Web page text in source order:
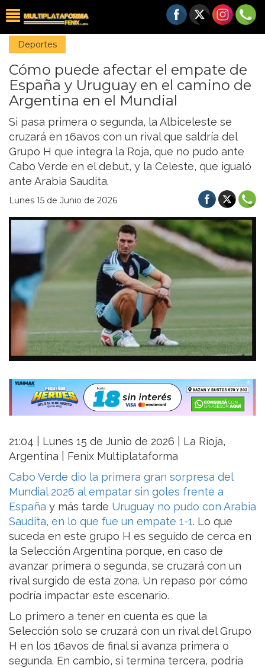
Deportes
Cómo puede afectar el empate de
España y Uruguay en el camino de
Argentina en el Mundial
Si pasa primera o segunda, la Albiceleste se
cruzará en 16avos con un rival que saldría del
Grupo H que integra la Roja, que no pudo ante
Cabo Verde en el debut, y la Celeste, que igualó
ante Arabia Saudita.
Lunes 15 de Junio de 2026
21:04 | Lunes 15 de Junio de 2026 | La Rioja,
Argentina | Fenix Multiplataforma
Cabo Verde dio la primera gran sorpresa del
Mundial 2026 al empatar sin goles frente a
España y más tarde Uruguay no pudo con Arabia
Saudita, en lo que fue un empate 1-1. Lo que
suceda en este grupo H es seguido de cerca en
la Selección Argentina porque, en caso de
avanzar primera o segunda, se cruzará con un
rival surgido de esta zona. Un repaso por cómo
podría impactar este escenario.
Lo primero a tener en cuenta es que la
Selección solo se cruzará con un rival del Grupo
H en los 16avos de final si avanza primera o
segunda. En cambio, si termina tercera, podría